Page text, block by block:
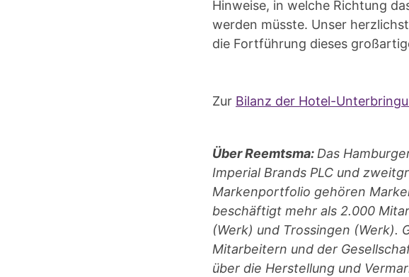
Hinweise, in welche Richtung
werden müsste. Unser
die Fortführung dieses
Zur Bilanz der Hotel-
Über Reemtsma: Das
Imperial Brands PLC und
Markenportfolio gehören
beschäftigt mehr als 2.000
(Werk) und Trossingen (Werk).
Mitarbeitern und der
über die Herstellung und